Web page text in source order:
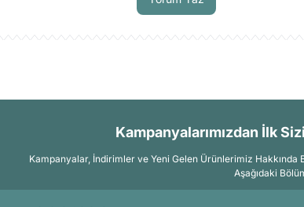
Kampanyalarımızdan İlk
Kampanyalar, İndirimler ve Yeni Gelen Ürünlerimiz
Aşağıdaki